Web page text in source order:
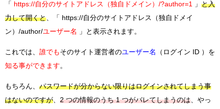
「 https://自分のサイトアドレス（独自ドメイン）/?author=1 」 と入
力して開くと 、「 https://自分のサイトアドレス（独自ドメイ
ン）/author/ユーザー名 」と表示されます。
これでは、 誰でも そのサイト運営者のユーザー名
（ログイン ID ）を
知る事ができます 。
もちろん、 パスワードが分からない限りはログインされてしまう事
はないのですが
2 つの情報のうち 1 つがバレてしまうのは 、やっ